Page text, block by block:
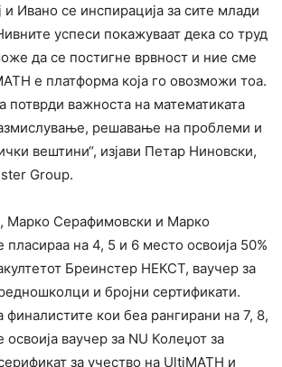
и Ивано се инспирација за сите млади
успеси покажуваат дека со труд
да се постигне врвност и ние сме
е платформа која го овозможи тоа.
потврди важноста на математиката
решавање на проблеми и
вештини“, изјави Петар Ниновски,
Group.
Марко Серафимовски и Марко
пласираа на 4, 5 и 6 место освоија 50%
Бреинстер НЕКСТ, ваучер за
и бројни сертификати.
финалистите кои беа рангирани на 7, 8,
ваучер за NU Колеџот за
за учество на UltiMATH и